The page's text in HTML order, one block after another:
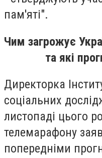
пам'яті".
Чим загрожує
та які
Директорка
соціальних
листопаді цього
телемарафону
попередніми